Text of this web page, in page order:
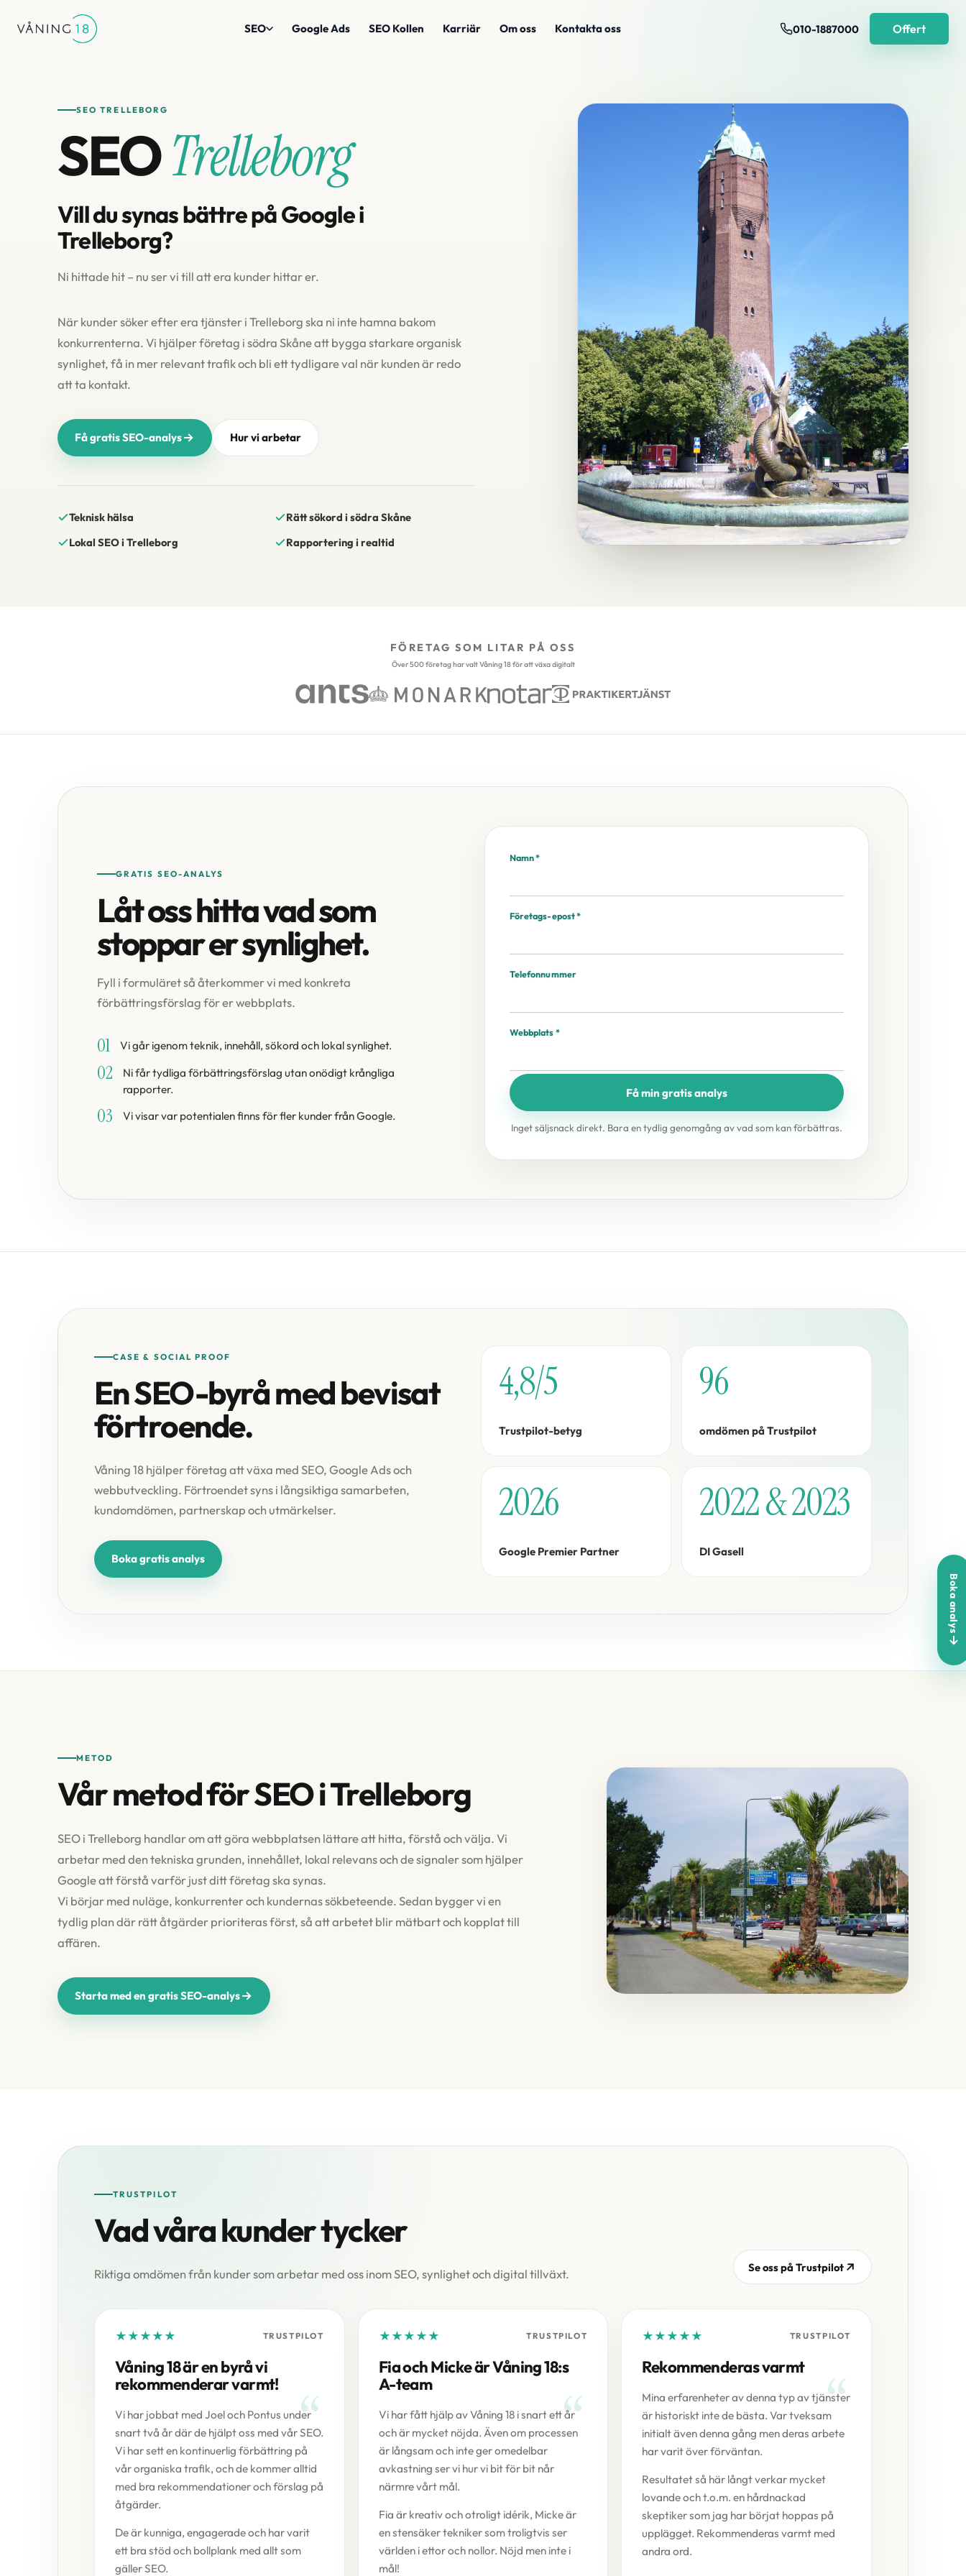
SEO Google Ads SEO Kollen Karriär Om oss Kontakta oss 010-1887000 Offert
Boka analys
SEO TRELLEBORG
SEOTrelleborg
Vill du synas bättre på Google i
Trelleborg?
Ni hittade hit – nu ser vi till att era kunder hittar er.
När kunder söker efter era tjänster i Trelleborg ska ni inte hamna bakom
konkurrenterna. Vi hjälper företag i södra Skåne att bygga starkare organisk
synlighet, få in mer relevant trafik och bli ett tydligare val när kunden är redo
att ta kontakt.
Få gratis SEO-analys Hur vi arbetar
Teknisk hälsa
Rätt sökord i södra Skåne
Lokal SEO i Trelleborg
Rapportering i realtid
FÖRETAG SOM LITAR PÅ OSS
Över 500 företag har valt Våning 18 för att växa digitalt
GRATIS SEO-ANALYS
Låt oss hitta vad som
stoppar er synlighet.
Fyll i formuläret så återkommer vi med konkreta
förbättringsförslag för er webbplats.
01 Vi går igenom teknik, innehåll, sökord och lokal synlighet.
02
Ni får tydliga förbättringsförslag utan onödigt krångliga
rapporter.
03 Vi visar var potentialen finns för fler kunder från Google.
Namn *
Företags-epost *
Telefonnummer
Webbplats *
Få min gratis analys
Inget säljsnack direkt. Bara en tydlig genomgång av vad som kan förbättras.
CASE & SOCIAL PROOF
En SEO-byrå med bevisat
förtroende.
Våning 18 hjälper företag att växa med SEO, Google Ads och
webbutveckling. Förtroendet syns i långsiktiga samarbeten,
kundomdömen, partnerskap och utmärkelser.
Boka gratis analys
4,8/5
Trustpilot-betyg
96
omdömen på Trustpilot
2026
Google Premier Partner
2022 & 2023
DI Gasell
METOD
Vår metod för SEO i Trelleborg
SEO i Trelleborg handlar om att göra webbplatsen lättare att hitta, förstå och välja. Vi
arbetar med den tekniska grunden, innehållet, lokal relevans och de signaler som hjälper
Google att förstå varför just ditt företag ska synas.
Vi börjar med nuläge, konkurrenter och kundernas sökbeteende. Sedan bygger vi en
tydlig plan där rätt åtgärder prioriteras först, så att arbetet blir mätbart och kopplat till
affären.
Starta med en gratis SEO-analys
TRUSTPILOT
Vad våra kunder tycker
Riktiga omdömen från kunder som arbetar med oss inom SEO, synlighet och digital tillväxt. Se oss på Trustpilot
★ ★ ★ ★ ★ TRUSTPILOT
Våning 18 är en byrå vi
rekommenderar varmt!
Vi har jobbat med Joel och Pontus under
snart två år där de hjälpt oss med vår SEO.
Vi har sett en kontinuerlig förbättring på
vår organiska trafik, och de kommer alltid
med bra rekommendationer och förslag på
åtgärder.
De är kunniga, engagerade och har varit
ett bra stöd och bollplank med allt som
gäller SEO.
★ ★ ★ ★ ★ TRUSTPILOT
Fia och Micke är Våning 18:s
A-team
Vi har fått hjälp av Våning 18 i snart ett år
och är mycket nöjda. Även om processen
är långsam och inte ger omedelbar
avkastning ser vi hur vi bit för bit når
närmre vårt mål.
Fia är kreativ och otroligt idérik, Micke är
en stensäker tekniker som troligtvis ser
världen i ettor och nollor. Nöjd men inte i
mål!
★ ★ ★ ★ ★ TRUSTPILOT
Rekommenderas varmt
Mina erfarenheter av denna typ av tjänster
är historiskt inte de bästa. Var tveksam
initialt även denna gång men deras arbete
har varit över förväntan.
Resultatet så här långt verkar mycket
lovande och t.o.m. en hårdnackad
skeptiker som jag har börjat hoppas på
upplägget. Rekommenderas varmt med
andra ord.